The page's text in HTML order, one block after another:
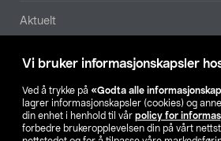
Vi bruker informasjonskapsler
Ved å trykke på «Godta alle
lagrer informasjonskapsler (cookies) og
din enhet i henhold til vår policy for
forbedre brukeropplevelsen din på vårt
Aktuelt
Våre selskaper
Finn din
SE NO FI